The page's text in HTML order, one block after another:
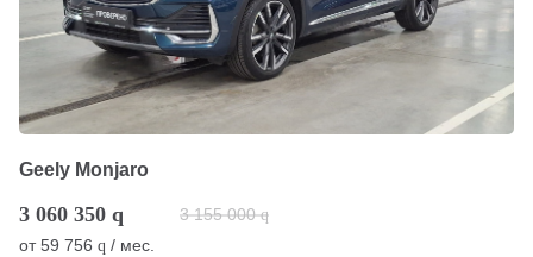
Geely Monjaro
3 060 350 q 3 155 000 q
от59 756 q / мес.